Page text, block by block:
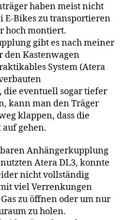
haben meist nicht
E-Bikes zu transportieren
hoch montiert.
gibt es nach meiner
den Kastenwagen
System (Atera
eventuell sogar tiefer
kann man den Träger
klappen, dass die
gehen.
Anhängerkupplung
Atera DL3, konnte
nicht vollständig
viel Verrenkungen
zu öffnen oder um nur
zu holen.